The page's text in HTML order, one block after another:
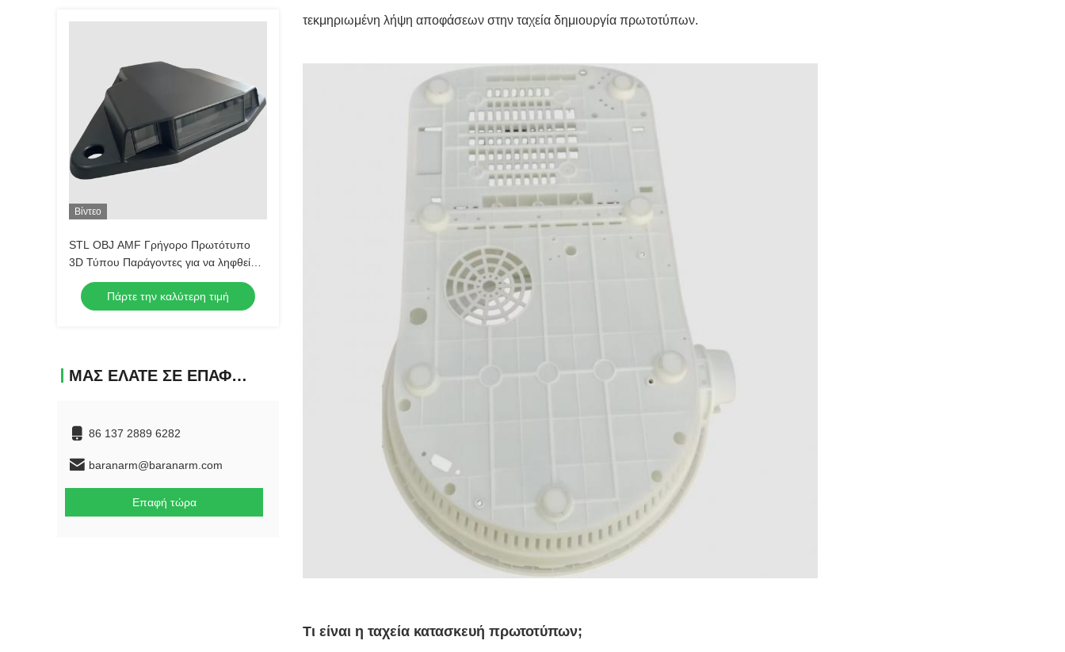
Βίντεο
STL OBJ AMF Γρήγορο Πρωτότυπο
3D Τύπου Παράγοντες για να ληφθεί
υπόψη η τραχύτητα 3,2μm για
επιτυχημένα πρωτότυπα
Πάρτε την καλύτερη τιμή
ΜΑΣ ΕΛΆΤΕ ΣΕ ΕΠΑΦΉ ΜΕ
86 137 2889 6282
baranarm@baranarm.com
Επαφή τώρα
τεκμηριωμένη λήψη αποφάσεων στην ταχεία δημιουργία πρωτοτύπων.
Τι είναι η ταχεία κατασκευή πρωτοτύπων;